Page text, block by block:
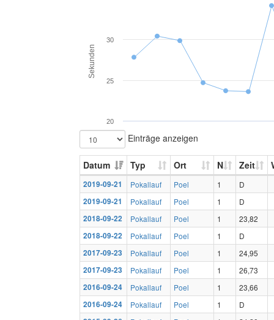
Sekunden
20
25
30
Einträge anzeigen
Datum Typ Ort N Zeit
2019-09-21 Pokallauf Poel 1
D
2019-09-21
Pokallauf Poel 1
D
2018-09-22
Pokallauf Poel 1
23,82
2018-09-22
Pokallauf Poel 1
D
2017-09-23
Pokallauf Poel 1
24,95
2017-09-23
Pokallauf Poel 1
26,73
2016-09-24
Pokallauf Poel 1
23,66
2016-09-24
Pokallauf Poel 1
D